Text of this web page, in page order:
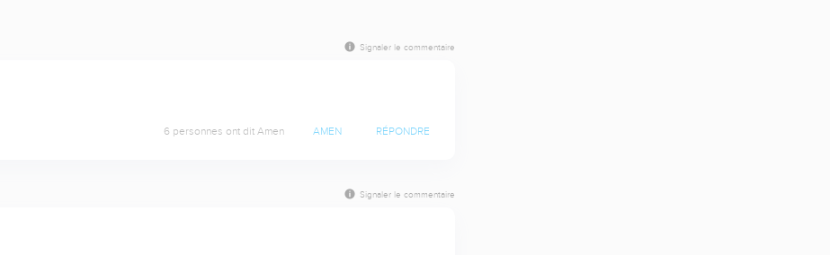
Signaler le commentaire
6 personnes ont dit Amen AMEN RÉPONDRE
Signaler le commentaire